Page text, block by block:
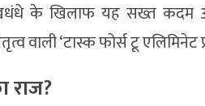
के खिलाफ यह सख्त कदम
वाली ‘टास्क फोर्स टू एलिमिनेट
राज?